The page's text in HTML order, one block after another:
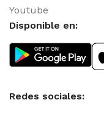
Youtube
Disponible en:
Redes sociales: